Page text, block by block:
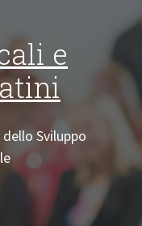
e
dello Sviluppo